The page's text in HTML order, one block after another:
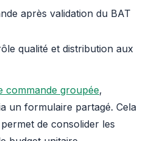
après validation du BAT
qualité et distribution aux
commande groupée,
un formulaire partagé. Cela
de consolider les